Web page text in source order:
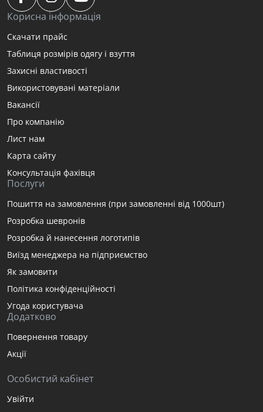
Корисна інформація
Скачати прайс
Таблиця розмірів одягу і взуття
Захисні властивості
Використовувані матеріали
Вакансії
Про компанію
Лист нам
Карта сайту
Консультація фахівця
Послуги
Пошиття на замовлення (при замовленні від 1000шт)
Розробка шевронів
Розробка й нанесення логотипів
Виїзд менеджера на підприємство
Як замовити
Політика конфіденційності
Угода користувача
Додатково
Повернення товару
Акції
Особистий кабінет
Увійти